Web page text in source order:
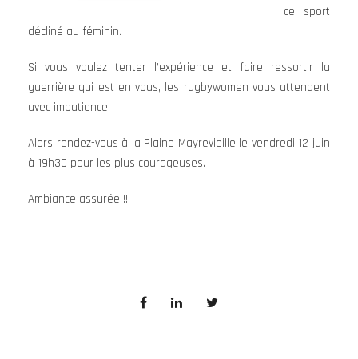
ce sport
décliné au féminin.
Si vous voulez tenter l’expérience et faire ressortir la
guerrière qui est en vous, les rugbywomen vous attendent
avec impatience.
Alors rendez-vous à la Plaine Mayrevieille le vendredi 12 juin
à 19h30 pour les plus courageuses.
Ambiance assurée !!!